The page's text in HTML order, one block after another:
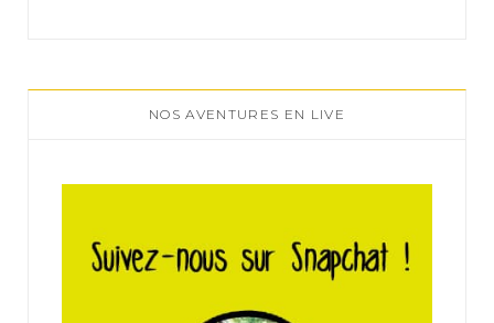
NOS AVENTURES EN LIVE